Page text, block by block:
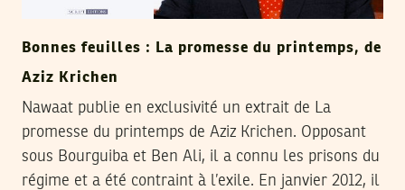
Bonnes feuilles : La promesse du printemps, de
Aziz Krichen
Nawaat publie en exclusivité un extrait de La
promesse du printemps de Aziz Krichen. Opposant
sous Bourguiba et Ben Ali, il a connu les prisons du
régime et a été contraint à l’exile. En janvier 2012, il